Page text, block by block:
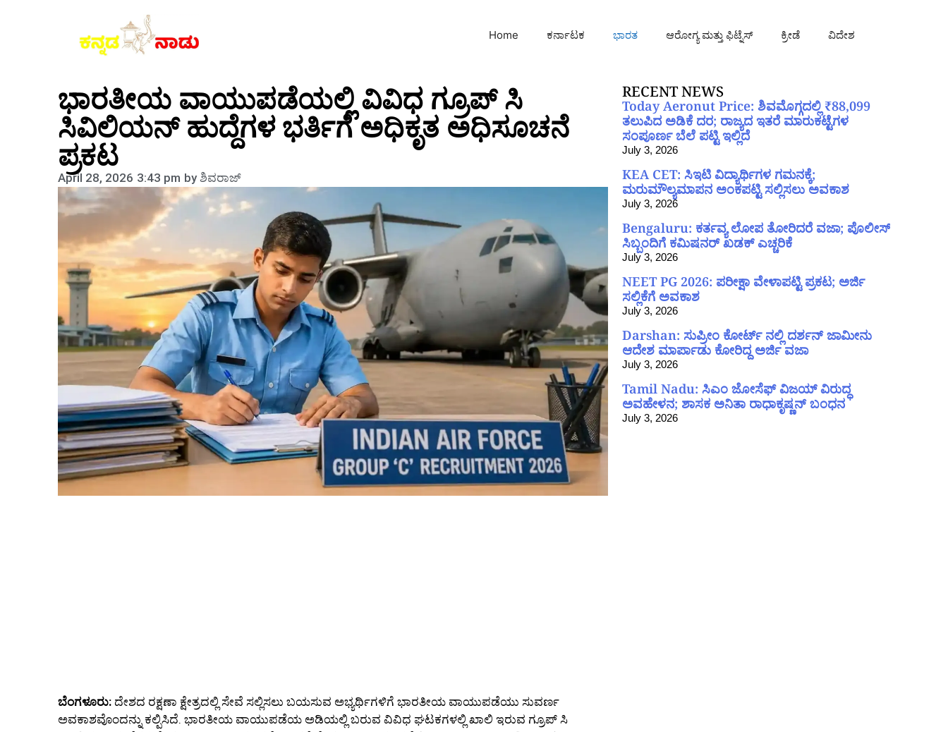
Home ಕರ್ನಾಟಕ ಭಾರತ ಆರೋಗ್ಯ ಮತ್ತು ಫಿಟ್ನೆಸ್ ಕ್ರೀಡೆ ವಿದೇಶ
ಭಾರತೀಯ ವಾಯುಪಡೆಯಲ್ಲಿ ವಿವಿಧ ಗ್ರೂಪ್ ಸಿ
ಸಿವಿಲಿಯನ್ ಹುದ್ದೆಗಳ ಭರ್ತಿಗೆ ಅಧಿಕೃತ ಅಧಿಸೂಚನೆ
ಪ್ರಕಟ
April 28, 2026 3:43 pm byಶಿವರಾಜ್
ಬೆಂಗಳೂರು: ದೇಶದ ರಕ್ಷಣಾ ಕ್ಷೇತ್ರದಲ್ಲಿ ಸೇವೆ ಸಲ್ಲಿಸಲು ಬಯಸುವ ಅಭ್ಯರ್ಥಿಗಳಿಗೆ ಭಾರತೀಯ ವಾಯುಪಡೆಯು ಸುವರ್ಣ
ಅವಕಾಶವೊಂದನ್ನು ಕಲ್ಪಿಸಿದೆ. ಭಾರತೀಯ ವಾಯುಪಡೆಯ ಅಡಿಯಲ್ಲಿ ಬರುವ ವಿವಿಧ ಘಟಕಗಳಲ್ಲಿ ಖಾಲಿ ಇರುವ ಗ್ರೂಪ್ ಸಿ
RECENT NEWS
Today Aeronut Price: ಶಿವಮೊಗ್ಗದಲ್ಲಿ ₹88,099
ತಲುಪಿದ ಅಡಿಕೆ ದರ; ರಾಜ್ಯದ ಇತರೆ ಮಾರುಕಟ್ಟೆಗಳ
ಸಂಪೂರ್ಣ ಬೆಲೆ ಪಟ್ಟಿ ಇಲ್ಲಿದೆ
July 3, 2026
KEA CET: ಸಿಇಟಿ ವಿದ್ಯಾರ್ಥಿಗಳ ಗಮನಕ್ಕೆ;
ಮರುಮೌಲ್ಯಮಾಪನ ಅಂಕಪಟ್ಟಿ ಸಲ್ಲಿಸಲು ಅವಕಾಶ
July 3, 2026
Bengaluru: ಕರ್ತವ್ಯ ಲೋಪ ತೋರಿದರೆ ವಜಾ; ಪೊಲೀಸ್
ಸಿಬ್ಬಂದಿಗೆ ಕಮಿಷನರ್ ಖಡಕ್ ಎಚ್ಚರಿಕೆ
July 3, 2026
NEET PG 2026: ಪರೀಕ್ಷಾ ವೇಳಾಪಟ್ಟಿ ಪ್ರಕಟ; ಅರ್ಜಿ
ಸಲ್ಲಿಕೆಗೆ ಅವಕಾಶ
July 3, 2026
Darshan: ಸುಪ್ರೀಂ ಕೋರ್ಟ್ ನಲ್ಲಿ ದರ್ಶನ್ ಜಾಮೀನು
ಆದೇಶ ಮಾರ್ಪಾಡು ಕೋರಿದ್ದ ಅರ್ಜಿ ವಜಾ
July 3, 2026
Tamil Nadu: ಸಿಎಂ ಜೋಸೆಫ್ ವಿಜಯ್ ವಿರುದ್ಧ
ಅವಹೇಳನ; ಶಾಸಕ ಅನಿತಾ ರಾಧಾಕೃಷ್ಣನ್ ಬಂಧನ
July 3, 2026